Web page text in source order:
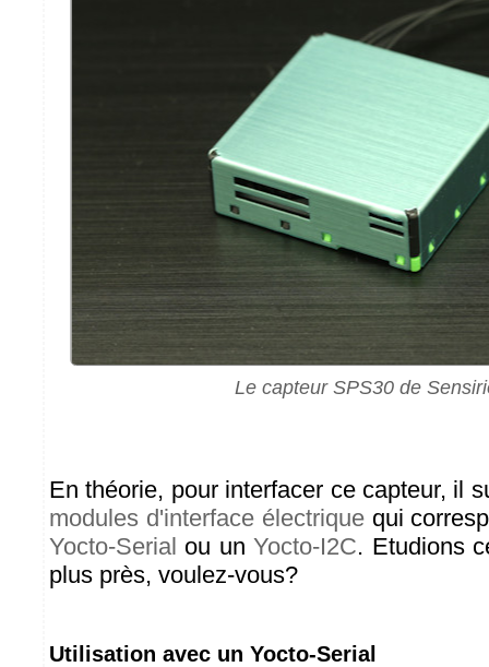
Le capteur SPS30 de
En théorie, pour interfacer ce capteur, il
modules d'interface électriquequi
Yocto-Serial ou unYocto-I2C. Etudions
plus près, voulez-vous?
Utilisation avec un Yocto-Serial